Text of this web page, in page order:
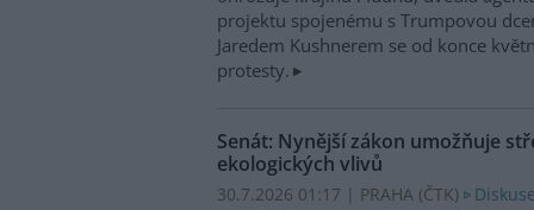
projektu spojenému s Trumpovou
Jaredem Kushnerem se od konce
protesty.
Senát: Nynější zákon umožňuje
ekologických vlivů
30.7.2026 01:17 | PRAHA (ČTK)